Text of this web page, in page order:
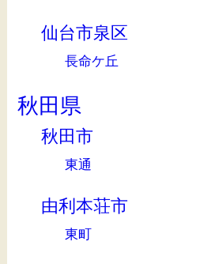
仙台市泉区
長命ケ丘
秋田県
秋田市
東通
由利本荘市
東町